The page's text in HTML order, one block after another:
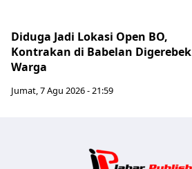
Diduga Jadi Lokasi Open BO,
Kontrakan di Babelan Digerebek
Warga
Jumat, 7 Agu 2026 - 21:59